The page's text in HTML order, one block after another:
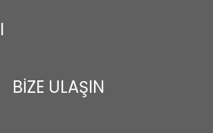
BİZE ULAŞIN